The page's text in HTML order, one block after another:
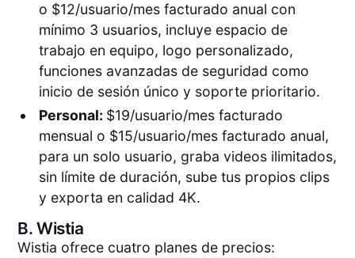
o $12/usuario/mes facturado anual con
mínimo 3 usuarios, incluye espacio de
trabajo en equipo, logo personalizado,
funciones avanzadas de seguridad como
inicio de sesión único y soporte prioritario.
Personal: $19/usuario/mes facturado
mensual o $15/usuario/mes facturado anual,
para un solo usuario, graba videos ilimitados,
sin límite de duración, sube tus propios clips
y exporta en calidad 4K.
B.Wistia
Wistia ofrece cuatro planes de precios: